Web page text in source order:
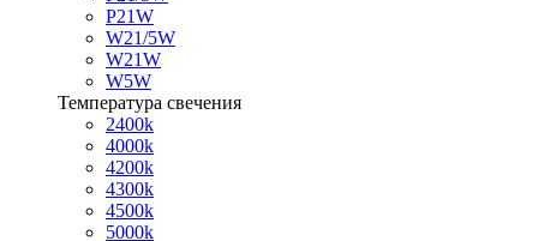
P21W
W21/5W
W21W
W5W
Температура свечения
2400k
4000k
4200k
4300k
4500k
5000k